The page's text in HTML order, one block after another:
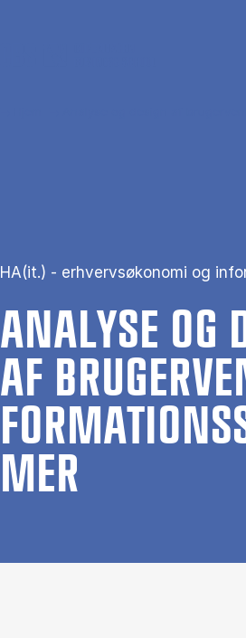
HA(it.) - erhvervsøkonomi og
ANA­LY­SE OG
AF
MER